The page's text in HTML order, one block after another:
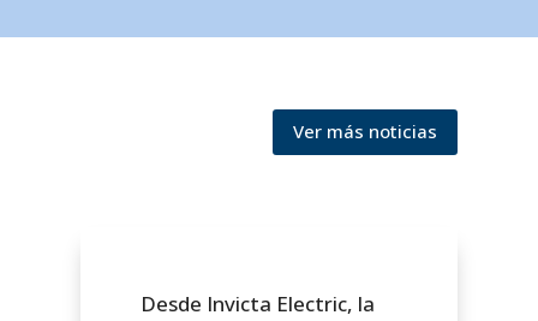
Ver más noticias
Desde Invicta Electric, la